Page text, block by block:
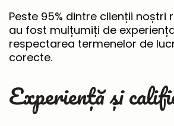
Peste 95% dintre clienții noștri
au fost mulțumiți de
respectarea termenelor de
corecte.
Experiență și